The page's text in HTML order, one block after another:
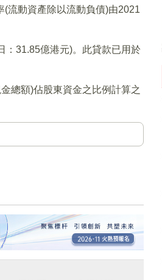
流動資產除以流動負債)由2021
：31.85億港元)。此貸款已用於
總額)佔股東資金之比例計算之